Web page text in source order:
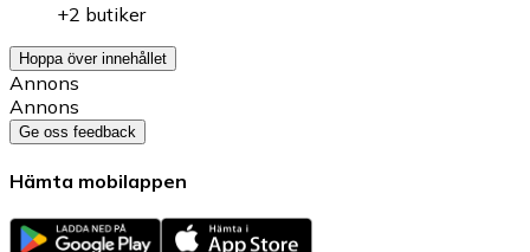
+2 butiker
Hoppa över innehållet
Annons
Annons
Ge oss feedback
Hämta mobilappen